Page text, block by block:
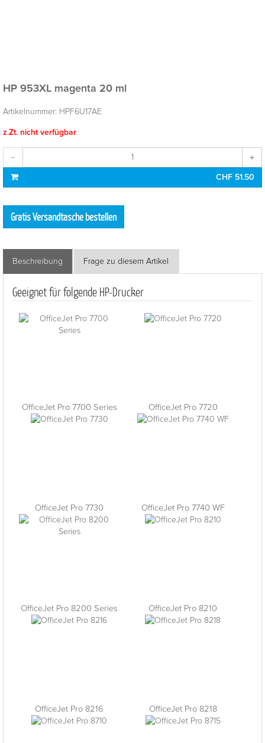
HP 953XL magenta 20 ml
Artikelnummer: HPF6U17AE
z.Zt. nicht verfügbar
CHF 51.50
Gratis Versandtasche bestellen
Beschreibung Frage zu diesem Artikel
Geeignet für folgende HP-Drucker
OfficeJet Pro 7700 Series OfficeJet Pro 7720
OfficeJet Pro 7730 OfficeJet Pro 7740 WF
OfficeJet Pro 8200 Series OfficeJet Pro 8210
OfficeJet Pro 8216 OfficeJet Pro 8218